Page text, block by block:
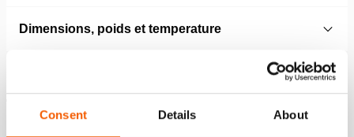
Consent Details About
Dimensions, poids et temperature
Téléchargements